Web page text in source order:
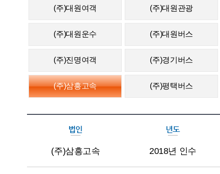
(주)대원여객 (주)대원관광
(주)대원운수 (주)대원버스
(주)진명여객 (주)경기버스
(주)삼흥고속 (주)평택버스
(주)삼흥고속 2018년 인수